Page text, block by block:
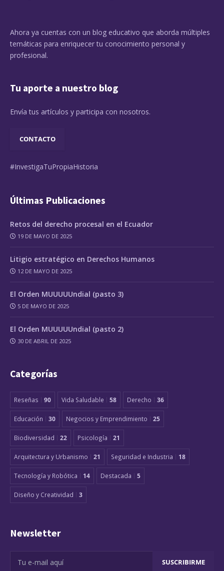
Ahora ya cuentas con un blog educativo que aborda múltiples
temáticas para enriquecer tu conocimiento personal y
profesional.
Tu aporte a nuestro blog
Envía tus artículos y participa con nosotros.
CONTACTO
#InvestigaTuPropiaHistoria
Últimas Publicaciones
Retos del derecho procesal en el Ecuador
19 DE MAYO DE 2025
Litigio estratégico en Derechos Humanos
12 DE MAYO DE 2025
El Orden MUUUUUndial (pasto 3)
5 DE MAYO DE 2025
El Orden MUUUUUndial (pasto 2)
30 DE ABRIL DE 2025
Categorías
Reseñas 90 Vida Saludable 58 Derecho 36
Educación 30 Negocios y Emprendimiento 25
Biodiversidad 22 Psicología 21
Arquitectura y Urbanismo 21 Seguridad e Industria 18
Tecnología y Robótica 14 Destacada 5
Diseño y Creatividad 3
Newsletter